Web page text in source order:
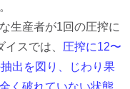
生産者が1回の圧搾に
スでは、 圧搾に12〜
出を図り、じわり果